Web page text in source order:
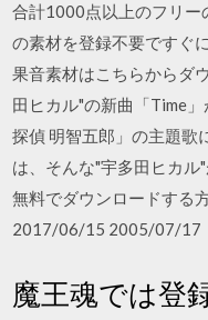
合計1000点以上のフリー
の素材を登録不要ですぐ
果音素材はこちらからダ
田ヒカル"の新曲「Time
探偵 明智五郎」の主題歌
は、そんな"宇多田ヒカ
無料でダウンロードする
2017/06/15 2005/07/17
魔王魂では登